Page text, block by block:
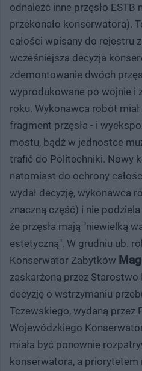
odnaleźć inne przęsło ESTB
przekonało konserwatora).
całości wpisany do rejestru
wcześniejsza decyzja
zdemontowanie dwóch
wyprodukowane po wojnie i
roku. Wykonawca robót
fragment przęsła - i
mostu, bądź w jednostce
trafić do Politechniki. Nowy
natomiast do ochrony
wydał decyzję, wykonawca
znaczną część) i nie
że przęsła mają "niewielką
estetyczną". W grudniu ub.
Konserwator Zabytków
zaskarżoną przez
decyzję o wstrzymaniu
Tczewskiego, wydaną przez
Wojewódzkiego
miała być ponownie
konserwatora, a priorytetem